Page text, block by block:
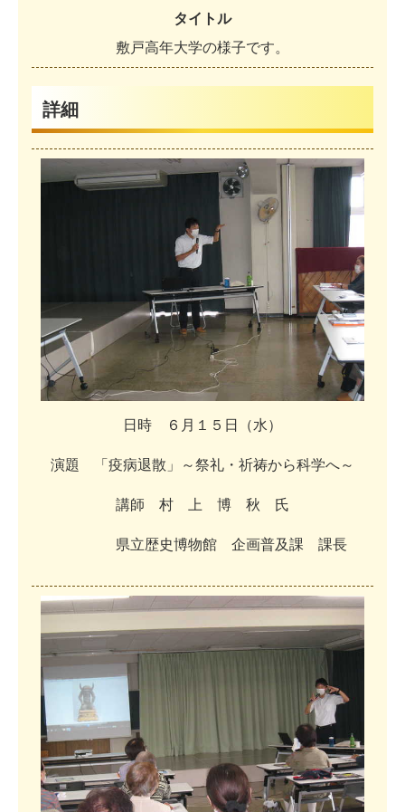
タイトル
敷 戸高年大学の様子です。
詳細
日 時 ６ 月 １ ５ 日 （水）
演題 「 疫病退散 」 ～祭礼 ・ 祈祷から科学へ～
講師 村 上 博 秋 氏
県立歴史博物館 企画普及課 課長